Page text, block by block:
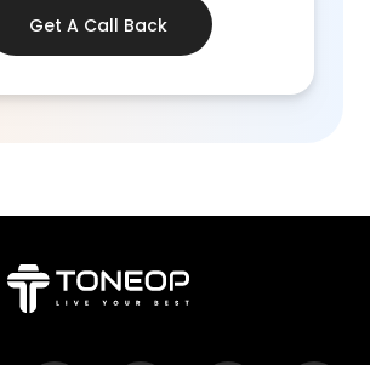
Get A Call Back